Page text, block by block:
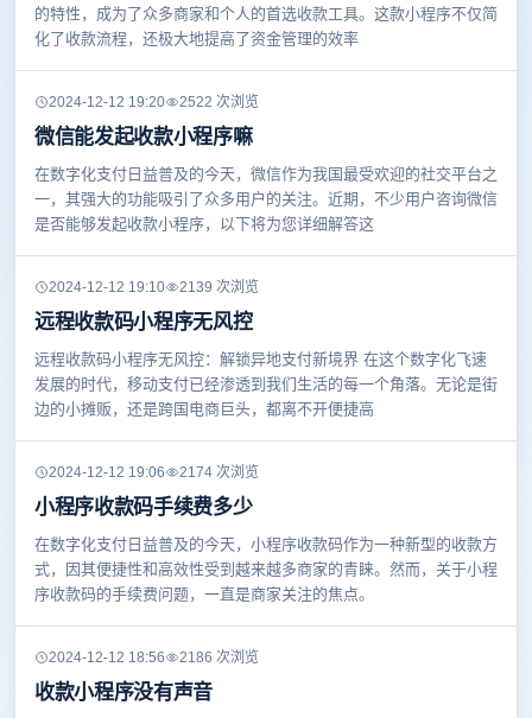
的特性，成为了众多商家和个人的首选收款工具。这款小程序不仅简
化了收款流程，还极大地提高了资金管理的效率
2024-12-12 19:20 2522 次浏览
微信能发起收款小程序嘛
在数字化支付日益普及的今天，微信作为我国最受欢迎的社交平台之
一，其强大的功能吸引了众多用户的关注。近期，不少用户咨询微信
是否能够发起收款小程序，以下将为您详细解答这
2024-12-12 19:10 2139 次浏览
远程收款码小程序无风控
远程收款码小程序无风控：解锁异地支付新境界 在这个数字化飞速
发展的时代，移动支付已经渗透到我们生活的每一个角落。无论是街
边的小摊贩，还是跨国电商巨头，都离不开便捷高
2024-12-12 19:06 2174 次浏览
小程序收款码手续费多少
在数字化支付日益普及的今天，小程序收款码作为一种新型的收款方
式，因其便捷性和高效性受到越来越多商家的青睐。然而，关于小程
序收款码的手续费问题，一直是商家关注的焦点。
2024-12-12 18:56 2186 次浏览
收款小程序没有声音